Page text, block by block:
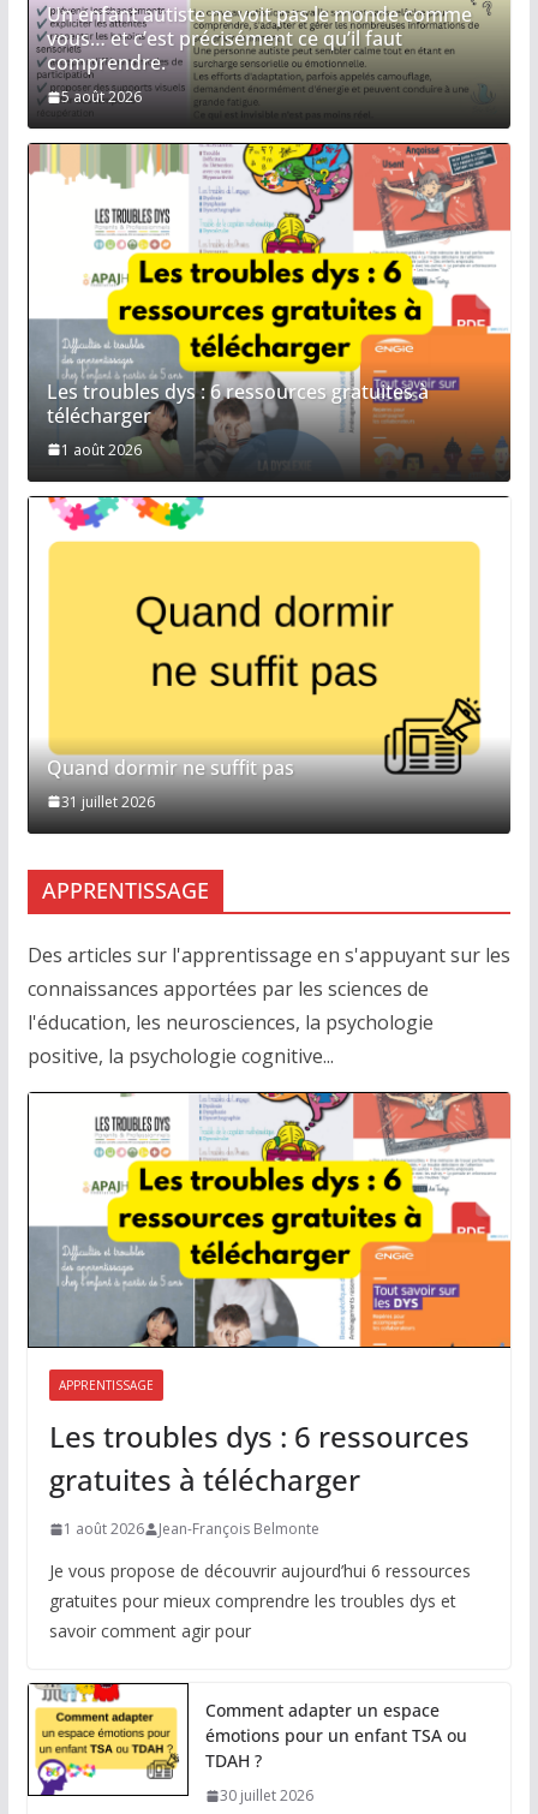
Un enfant autiste ne voit pas le monde comme
vous… et c’est précisément ce qu’il faut
comprendre.
5 août 2026
Les troubles dys : 6 ressources gratuites à
télécharger
1 août 2026
Quand dormir ne suffit pas
31 juillet 2026
APPRENTISSAGE
Des articles sur l'apprentissage en s'appuyant sur les
connaissances apportées par les sciences de
l'éducation, les neurosciences, la psychologie
positive, la psychologie cognitive...
APPRENTISSAGE
Les troubles dys : 6 ressources
gratuites à télécharger
1 août 2026 Jean-François Belmonte
Je vous propose de découvrir aujourd’hui 6 ressources
gratuites pour mieux comprendre les troubles dys et
savoir comment agir pour
Comment adapter un espace
émotions pour un enfant TSA ou
TDAH ?
30 juillet 2026